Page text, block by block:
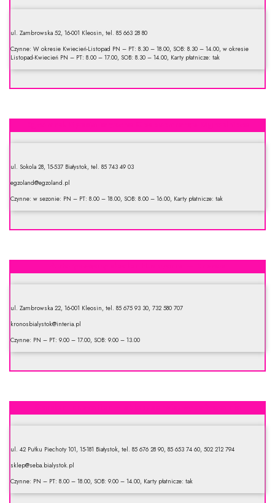
ul. Zambrowska 52, 16-001 Kleosin, tel. 85 663 28 80
Czynne: W okresie Kwiecień-Listopad PN – PT: 8.30 – 18.00, SOB: 8.30 – 14.00, w okresie
Listopad-Kwiecień PN – PT: 8.00 – 17.00, SOB: 8.30 – 14.00, Karty płatnicze: tak
ul. Sokola 28, 15-537 Białystok, tel. 85 743 49 03
egzoland@egzoland.pl
Czynne: w sezonie: PN – PT: 8.00 – 18.00, SOB: 8.00 – 16.00, Karty płatnicze: tak
ul. Zambrowska 22, 16-001 Kleosin, tel. 85 675 93 30, 732 580 707
kronosbialystok@interia.pl
Czynne: PN – PT: 9.00 – 17.00, SOB: 9.00 – 13.00
ul. 42 Pułku Piechoty 101, 15-181 Białystok, tel. 85 676 28 90, 85 653 74 60, 502 212 794
sklep@seba.bialystok.pl
Czynne: PN – PT: 8.00 – 18.00, SOB: 9.00 – 14.00, Karty płatnicze: tak